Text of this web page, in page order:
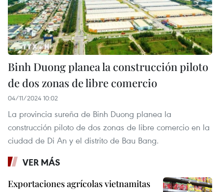
Binh Duong planea la construcción piloto
de dos zonas de libre comercio
04/11/2024 10:02
La provincia sureña de Binh Duong planea la
construcción piloto de dos zonas de libre comercio en la
ciudad de Di An y el distrito de Bau Bang.
VER MÁS
Exportaciones agrícolas vietnamitas